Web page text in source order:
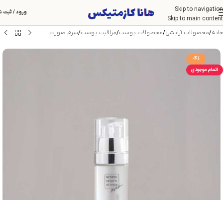
Skip to navigation
Skip to main content
ورود / ثبت
خانه/محصولات آرایشی/محصولات پوست/مراقبت پوست/سرم صورت
-4%
اتمام موجودی